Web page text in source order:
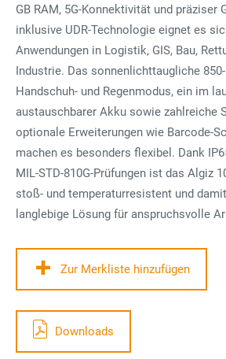
GB RAM, 5G-Konnektivität und präziser
inklusive UDR-Technologie eignet es
Anwendungen in Logistik, GIS, Bau,
Industrie. Das sonnenlichttaugliche
Handschuh- und Regenmodus, ein im
austauschbarer Akku sowie zahlreiche
optionale Erweiterungen wie Barcode-
machen es besonders flexibel. Dank
MIL-STD-810G-Prüfungen ist das Algiz
stoß- und temperaturresistent und
langlebige Lösung für anspruchsvolle
Zur Merkliste hinzufügen
Downloads